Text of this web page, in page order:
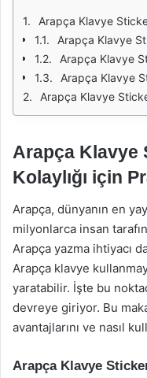
Arapça Klavye
Arapça Klavye
Arapça Klavye
Arapça Klavye
Arapça Klavye
Arapça Klavye
Kolaylığı için
Arapça, dünyanın en
milyonlarca insan
Arapça yazma ihtiyacı
Arapça klavye
yaratabilir. İşte bu
devreye giriyor. Bu
avantajlarını ve nasıl
Arapça Klavye